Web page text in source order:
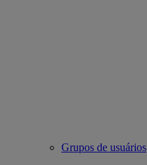
Grupos de usuários